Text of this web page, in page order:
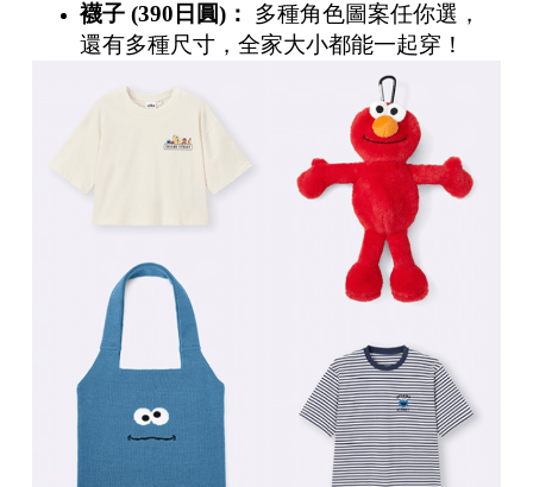
襪子(390 日圓)：
多種角色圖案任你選，
還有多種尺寸，全家大小都能一起穿！